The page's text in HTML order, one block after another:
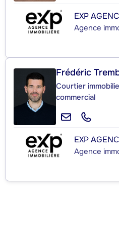
EXP
Agence
Frédéric
Courtier
commercial
EXP
Agence